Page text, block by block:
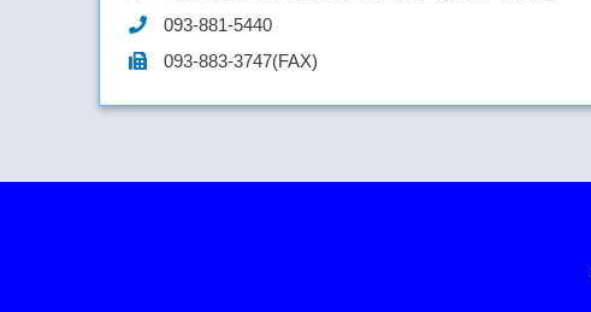
093-881-5440
093-883-3747(FAX)